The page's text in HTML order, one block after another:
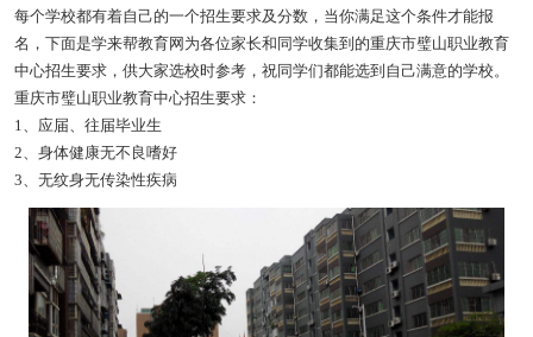
每个学校都有着自己的一个招生要求及分数，当你满足这个条件才能报
名，下面是学来帮教育网为各位家长和同学收集到的重庆市璧山职业教育
中心招生要求，供大家选校时参考，祝同学们都能选到自己满意的学校。
重庆市璧山职业教育中心招生要求：
1、应届、往届毕业生
2、身体健康无不良嗜好
3、无纹身无传染性疾病